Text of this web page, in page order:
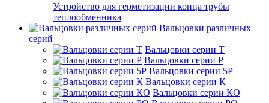
Устройство для герметизации конца трубы
теплообменника
Вальцовки различных
серий
Вальцовки серии Т
Вальцовки серии Р
Вальцовки серии 5Р
Вальцовки серии К
Вальцовки серии КО